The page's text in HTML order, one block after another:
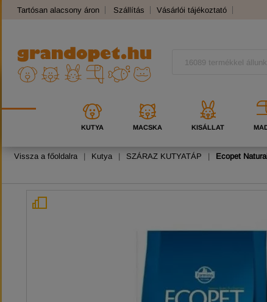
Tartósan alacsony áron Szállítás Vásárlói tájékoztató
KUTYA MACSKA KISÁLLAT
Vissza a főoldalra | Kutya | SZÁRAZ KUTYATÁP | Ecopet